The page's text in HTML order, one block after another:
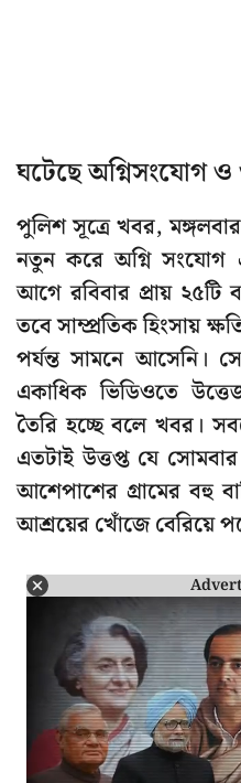
ঘটেছে অগ্নিসংযোগ
পুলিশ সূত্রে খবর,
নতুন করে অগ্নি সংযোগ
আগে রবিবার প্রায় ২৫টি
তবে সাম্প্রতিক হিংসায়
পর্যন্ত সামনে আসেনি।
একাধিক ভিডিওতে
তৈরি হচ্ছে বলে খবর।
এতটাই উত্তপ্ত যে
আশেপাশের গ্রামের বহু
আশ্রয়ের খোঁজে বেরিয়ে